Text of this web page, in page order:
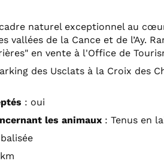
naturel exceptionnel au
vallées de la Cance et de l’Ay.
en vente à l'Office de
des Usclats à la Croix des
: oui
les animaux : Tenus en